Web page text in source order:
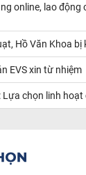
online, lao động
Hồ Văn Khoa bị
EVS xin từ nhiệm
Lựa chọn linh